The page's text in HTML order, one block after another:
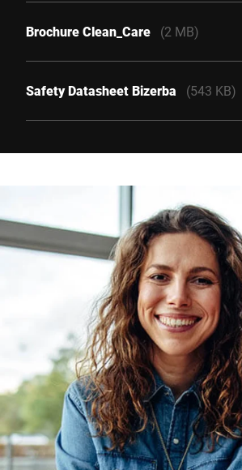
Brochure Clean_Care (2 MB)
Safety Datasheet Bizerba (543 KB)